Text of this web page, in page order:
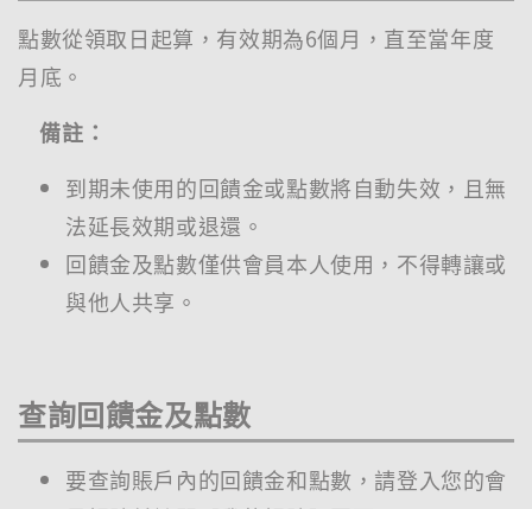
點數從領取日起算，有效期為6個月，直至當年度
月底。
備註：
到期未使用的回饋金或點數將自動失效，且無
法延長效期或退還。
回饋金及點數僅供會員本人使用，不得轉讓或
與他人共享。
查詢回饋金及點數
要查詢賬戶內的回饋金和點數，請登入您的會